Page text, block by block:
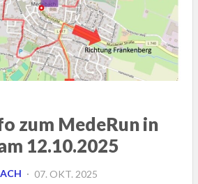
zum MedeRun in
12.10.2025
POSTED
07. OKT. 2025